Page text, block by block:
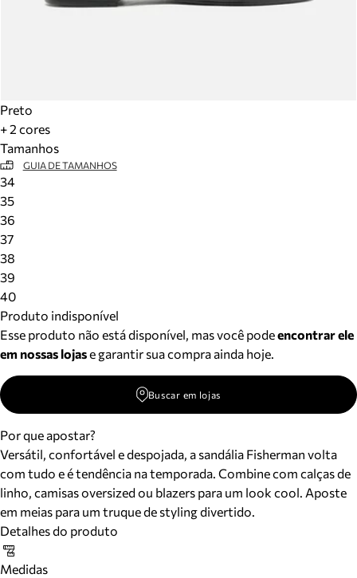
Preto
+ 2 cores
Tamanhos
GUIA DE TAMANHOS
34
35
36
37
38
39
40
Produto indisponível
Esse produto não está disponível, mas você podeencontrar ele
em nossas lojase garantir sua compra ainda hoje.
Buscar em lojas
Por que apostar?
Versátil, confortável e despojada, a sandália Fisherman volta
com tudo e é tendência na temporada. Combine com calças de
linho, camisas oversized ou blazers para um look cool. Aposte
em meias para um truque de styling divertido.
Detalhes do produto
Medidas